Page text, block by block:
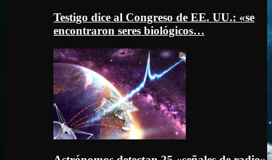
Testigo dice al Congreso de EE. UU.: «se
encontraron seres biológicos…